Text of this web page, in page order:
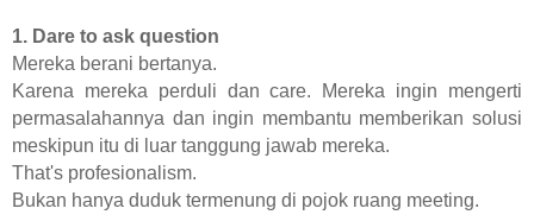
1. Dare to ask question
Mereka berani bertanya.
Karena mereka perduli dan care. Mereka ingin mengerti
permasalahannya dan ingin membantu memberikan solusi
meskipun itu di luar tanggung jawab mereka.
That's profesionalism.
Bukan hanya duduk termenung di pojok ruang meeting.